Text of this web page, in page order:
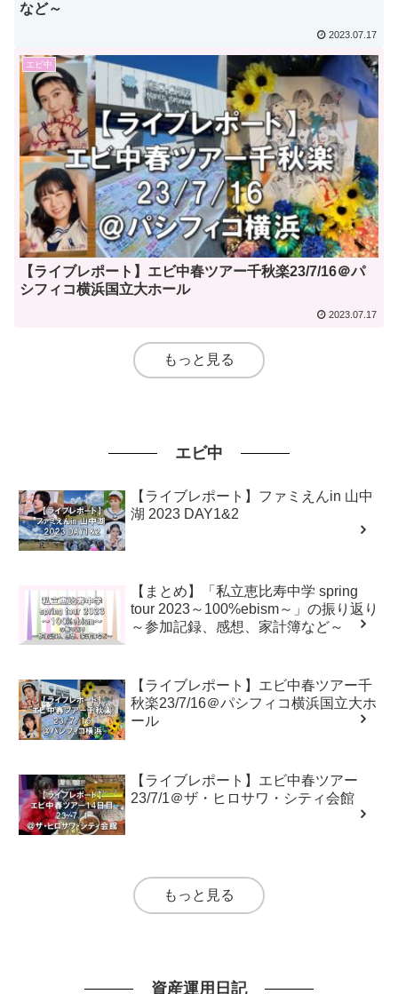
など～
2023.07.17
エビ中
【ライブレポート】エビ中春ツアー千秋楽23/7/16＠パ
シフィコ横浜国立大ホール
2023.07.17
もっと見る
エビ中
【ライブレポート】ファミえんin 山中
湖 2023 DAY1&2
【まとめ】「私立恵比寿中学 spring
tour 2023～100%ebism～」の振り返り
～参加記録、感想、家計簿など～
【ライブレポート】エビ中春ツアー千
秋楽23/7/16＠パシフィコ横浜国立大ホ
ール
【ライブレポート】エビ中春ツアー
23/7/1＠ザ・ヒロサワ・シティ会館
もっと見る
資産運用日記